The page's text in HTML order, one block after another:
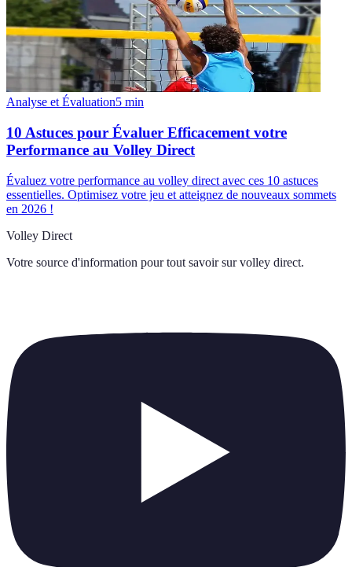
Analyse et Évaluation5 min
10 Astuces pour Évaluer Efficacement votre
Performance au Volley Direct
Évaluez votre performance au volley direct avec ces 10 astuces
essentielles. Optimisez votre jeu et atteignez de nouveaux sommets
en 2026 !
Volley Direct
Votre source d'information pour tout savoir sur volley direct.